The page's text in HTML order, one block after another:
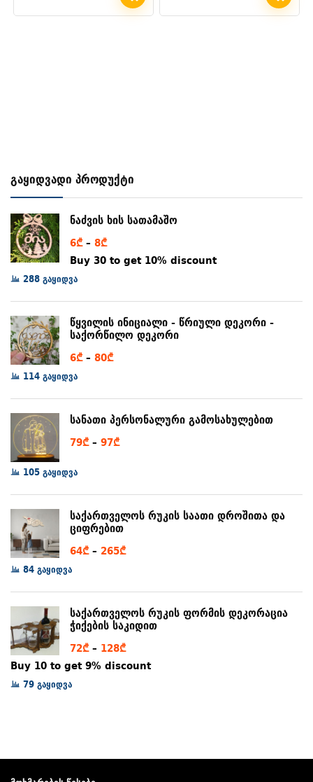
270₾
7₾
გაყიდვადი პროდუქტი
ნაძვის ხის სათამაშო
6₾ – 8₾Price
range:
Buy 30 to get 10% discount
288 გაყიდვა
წყვილის ინიციალი - წრიული დეკორი -
საქორწილო დეკორი
6₾ – 80₾Price
80₾
114 გაყიდვა
სანათი პერსონალური გამოსახულებით
79₾ – 97₾Price
through
97₾
105 გაყიდვა
საქართველოს რუკის საათი დროშითა და
ციფრებით
64₾ – 265₾Price
265₾
84 გაყიდვა
საქართველოს რუკის ფორმის დეკორაცია
ჭიქების საკიდით
72₾ – 128₾Price
range:
Buy 10 to get 9% discount
79 გაყიდვა